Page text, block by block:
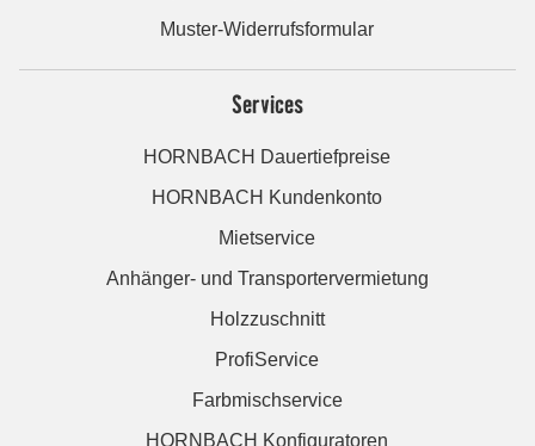
Muster-Widerrufsformular
Services
HORNBACH Dauertiefpreise
HORNBACH Kundenkonto
Mietservice
Anhänger- und Transportervermietung
Holzzuschnitt
ProfiService
Farbmischservice
HORNBACH Konfiguratoren